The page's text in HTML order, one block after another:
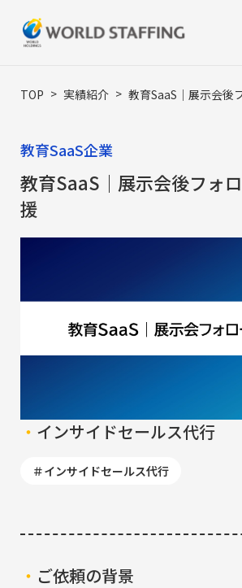
ホーム
企業情報
サービス
HRサポート事業
人材派遣・人材紹介・BPO
実績紹介
よくある質問
TOP > 実績紹介 >
教育SaaS企業
教育SaaS｜展示会後フォ
援
インサイドセールス代行
インサイドセールス代行
ご依頼の背景